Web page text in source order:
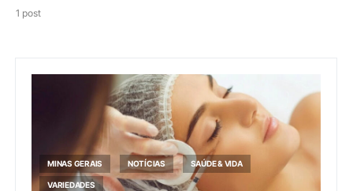
1 post
MINAS GERAIS NOTÍCIAS SAÚDE & VIDA
VARIEDADES